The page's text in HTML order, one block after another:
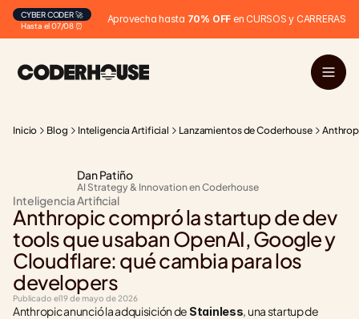
Hasta el 07/08 ⏰
CYBER CODER 🚀 Aprovecha hasta 70% OFF en CURSOS y CARRERAS
Inicio Blog Inteligencia Artificial Lanzamientos de Coderhouse
Dan Patiño
AI Strategy & Innovation en Coderhouse
Inteligencia Artificial
Anthropic compró la startup de dev
tools que usaban OpenAI, Google y
Cloudflare: qué cambia para los
developers
Publicado el19 de mayo de 2026
Anthropic anunció la adquisición de Stainless, una startup de